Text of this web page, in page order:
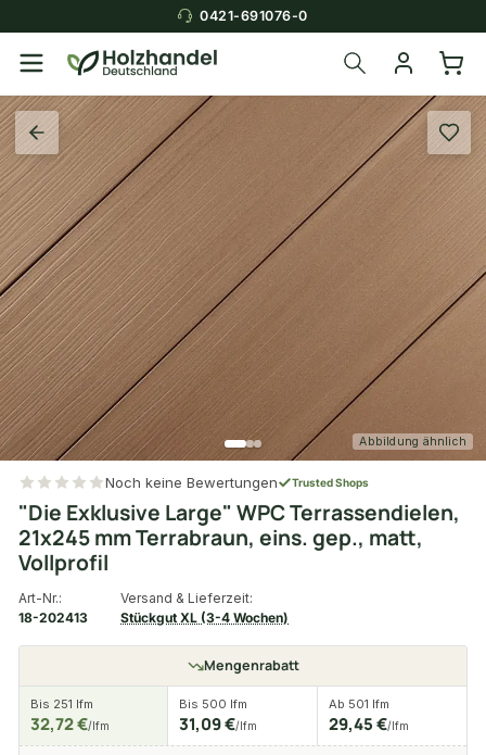
0421-691076-0
Abbildung ähnlich
Noch keine Bewertungen Trusted Shops
"Die Exklusive Large" WPC Terrassendielen,
21x245 mm Terrabraun, eins. gep., matt,
Vollprofil
Art-Nr.:
18-202413
Versand & Lieferzeit:
Stückgut XL (3-4 Wochen)
Mengenrabatt
Bis 251 lfm
32,72 €/lfm
Bis 500 lfm
31,09 €/lfm
Ab 501 lfm
29,45 €/lfm